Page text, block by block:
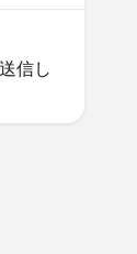
信し